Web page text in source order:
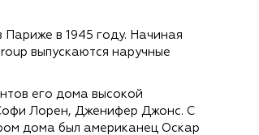
в 1945 году. Начиная
выпускаются наручные
его дома высокой
Лорен, Дженифер Джонс. С
дома был американец Оскар